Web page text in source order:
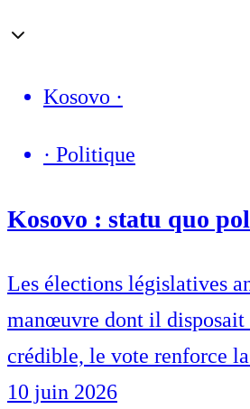
Kosovo ·
· Politique
Kosovo : statu quo
Les élections législatives
manœuvre dont il disposait
crédible, le vote renforce
10 juin 2026